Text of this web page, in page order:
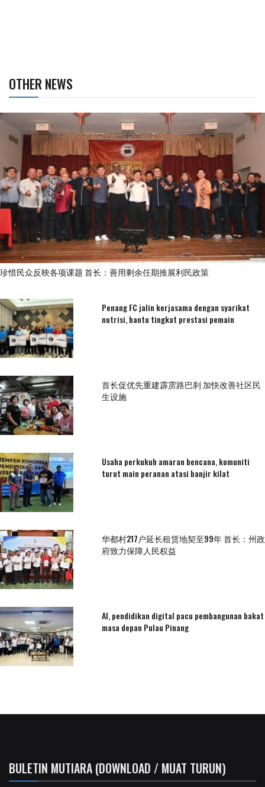
OTHER NEWS
珍惜民众反映各项课题 首长：善用剩余任期推展利民政策
Penang FC jalin kerjasama dengan syarikat
nutrisi, bantu tingkat prestasi pemain
首长促优先重建霹雳路巴刹 加快改善社区民
生设施
Usaha perkukuh amaran bencana, komuniti
turut main peranan atasi banjir kilat
华都村217户延长租赁地契至99年 首长：州政
府致力保障人民权益
AI, pendidikan digital pacu pembangunan bakat
masa depan Pulau Pinang
BULETIN MUTIARA (DOWNLOAD / MUAT TURUN)